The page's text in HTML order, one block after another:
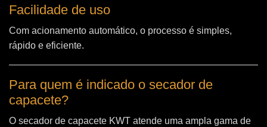
Facilidade de uso
Com acionamento automático, o processo é simples,
rápido e eficiente.
Para quem é indicado o secador de
capacete?
O secador de capacete KWT atende uma ampla gama de